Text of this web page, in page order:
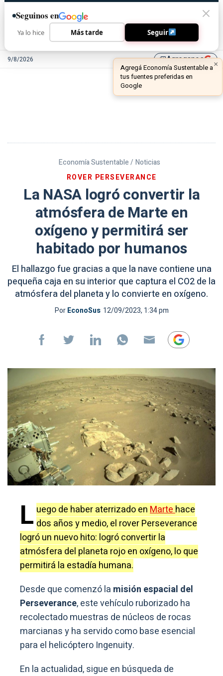
9/8/2026 library_addAgreganos
Economía Sustentable / Noticias
ROVER PERSEVERANCE
La NASA logró convertir la
atmósfera de Marte en
oxígeno y permitirá ser
habitado por humanos
El hallazgo fue gracias a que la nave contiene una
pequeña caja en su interior que captura el CO2 de la
atmósfera del planeta y lo convierte en oxígeno.
PorEconoSus 12/09/2023, 1:34 pm
L uego de haber aterrizado enMartehace
dos años y medio, el rover Perseverance
logró un nuevo hito: logró convertir la
atmósfera del planeta rojo en oxígeno, lo que
permitirá la estadía humana.
Desde que comenzó la misión espacial del
Perseverance, este vehículo ruborizado ha
recolectado muestras de núcleos de rocas
marcianas y ha servido como base esencial
para el helicóptero Ingenuity.
En la actualidad, sigue en búsqueda de
Seguinos en
Ya lo hice Más tarde Seguir